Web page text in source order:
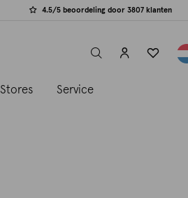
4.5/5 beoordeling door 3807 klanten
label.header.toggle
Stores Service